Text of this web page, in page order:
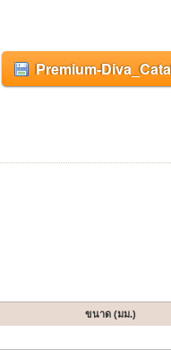
Premium-
ขนาด (มม.)